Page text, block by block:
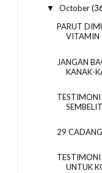
▼ October
PARUT
VITAMIN
JANGAN
KANAK-
29
UNTUK